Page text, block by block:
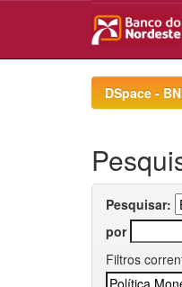
DSpace -
Pesquisar:
por
Filtros